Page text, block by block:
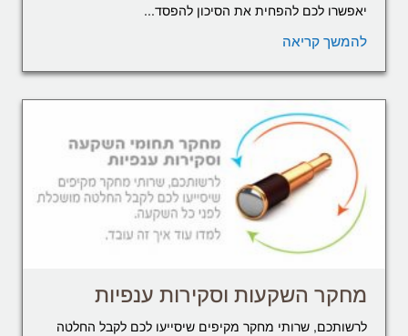
יאפשרו לכם להפחית את הסיכון להפסד...
להמשך קריאה
מחקר השקעות וסקירות ענפיות
לרשותכם, שרותי מחקר מקיפים שיסייעו לכם לקבל החלטה